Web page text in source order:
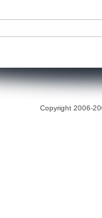
Copyright 2006-